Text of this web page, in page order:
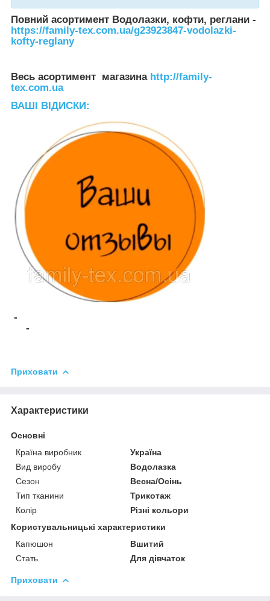
Повний асортимент Водолазки, кофти, реглани -
https://family-tex.com.ua/g23923847-vodolazki-
kofty-reglany
Весь асортимент магазина http://family-
tex.com.ua
ВАШІ ВІДИСКИ:
-
-
Приховати
Характеристики
Основні
Країна виробник
Україна
Вид виробу
Водолазка
Сезон
Весна/Осінь
Тип тканини
Трикотаж
Колір
Різні кольори
Користувальницькі характеристики
Капюшон
Вшитий
Стать
Для дівчаток
Приховати